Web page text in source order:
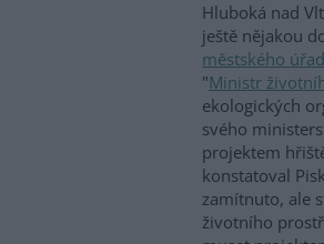
Hluboká nad
ještě nějakou
městského
"Ministr
ekologických
svého
projektem
konstatoval
zamítnuto, ale
životního